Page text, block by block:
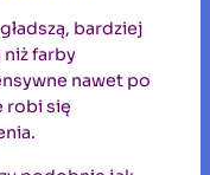
bardziej
farby
nawet po
robi się